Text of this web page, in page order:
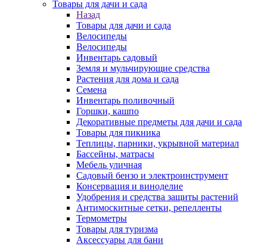
Товары для дачи и сада
Назад
Товары для дачи и сада
Велосипеды
Велосипеды
Инвентарь садовый
Земля и мульчирующие средства
Растения для дома и сада
Семена
Инвентарь поливочный
Горшки, кашпо
Декоративные предметы для дачи и сада
Товары для пикника
Теплицы, парники, укрывной материал
Бассейны, матрасы
Мебель уличная
Садовый бензо и электроинструмент
Консервация и виноделие
Удобрения и средства защиты растений
Антимоскитные сетки, репелленты
Термометры
Товары для туризма
Аксессуары для бани